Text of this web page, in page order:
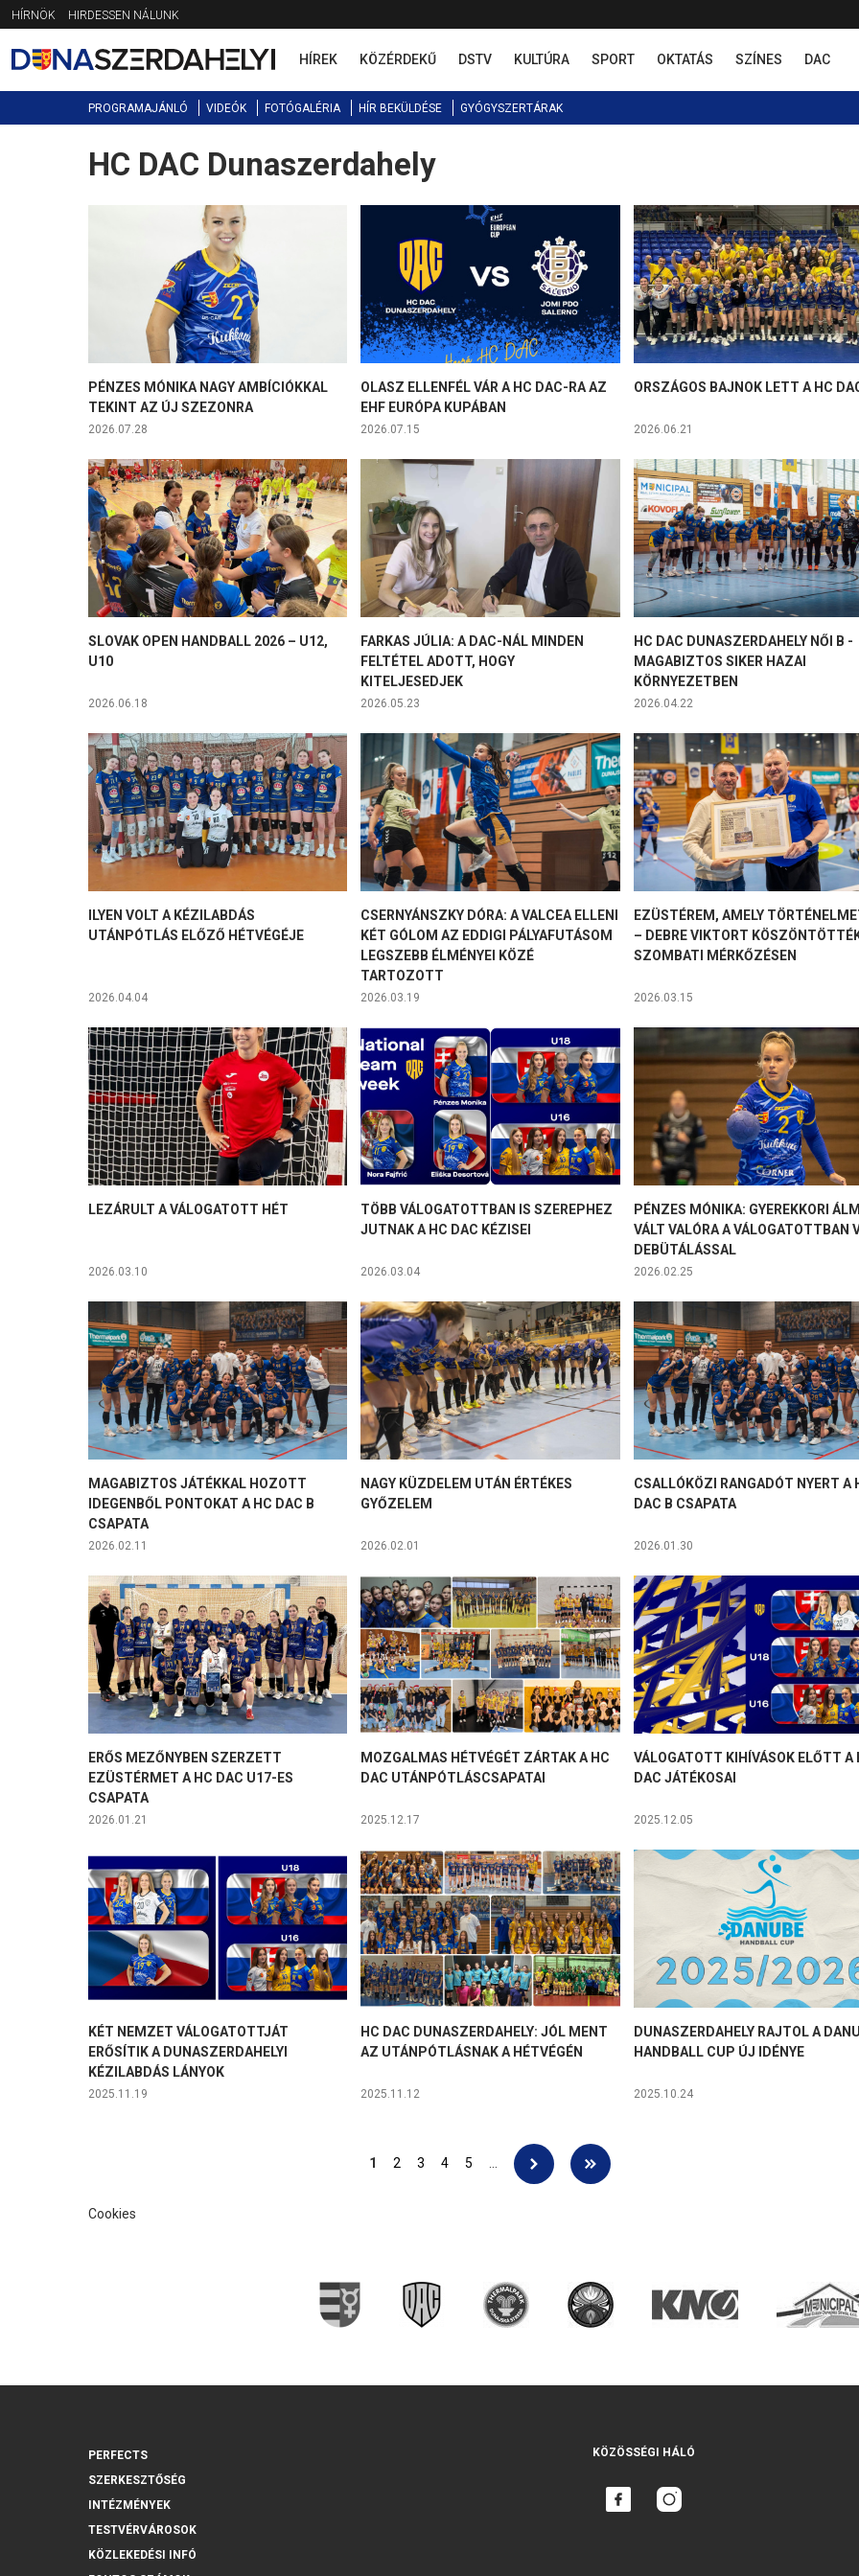
Jump
to
navigation
HÍRNÖK HIRDESSEN NÁLUNK
HÍREK KÖZÉRDEKŰ DSTV KULTÚRA SPORT OKTATÁS SZÍNES DAC
PROGRAMAJÁNLÓ VIDEÓK FOTÓGALÉRIA HÍR BEKÜLDÉSE GYÓGYSZERTÁRAK
Back
to
HC DAC Dunaszerdahely
PÉNZES MÓNIKA NAGY AMBÍCIÓKKAL
TEKINT AZ ÚJ SZEZONRA
2026.07.28
OLASZ ELLENFÉL VÁR A HC DAC-RA AZ
EHF EURÓPA KUPÁBAN
2026.07.15
ORSZÁGOS BAJNOK LETT A HC
2026.06.21
SLOVAK OPEN HANDBALL 2026 – U12,
U10
2026.06.18
FARKAS JÚLIA: A DAC-NÁL MINDEN
FELTÉTEL ADOTT, HOGY
KITELJESEDJEK
2026.05.23
HC DAC DUNASZERDAHELY NŐI B -
MAGABIZTOS SIKER HAZAI
KÖRNYEZETBEN
2026.04.22
ILYEN VOLT A KÉZILABDÁS
UTÁNPÓTLÁS ELŐZŐ HÉTVÉGÉJE
2026.04.04
CSERNYÁNSZKY DÓRA: A VALCEA ELLENI
KÉT GÓLOM AZ EDDIGI PÁLYAFUTÁSOM
LEGSZEBB ÉLMÉNYEI KÖZÉ
TARTOZOTT
2026.03.19
EZÜSTÉREM, AMELY
– DEBRE VIKTORT
SZOMBATI MÉRKŐZÉSEN
2026.03.15
LEZÁRULT A VÁLOGATOTT HÉT
2026.03.10
TÖBB VÁLOGATOTTBAN IS SZEREPHEZ
JUTNAK A HC DAC KÉZISEI
2026.03.04
PÉNZES MÓNIKA: GYEREKKORI
VÁLT VALÓRA A VÁLOGATOTTBAN
DEBÜTÁLÁSSAL
2026.02.25
MAGABIZTOS JÁTÉKKAL HOZOTT
IDEGENBŐL PONTOKAT A HC DAC B
CSAPATA
2026.02.11
NAGY KÜZDELEM UTÁN ÉRTÉKES
GYŐZELEM
2026.02.01
CSALLÓKÖZI RANGADÓT NYERT A
DAC B CSAPATA
2026.01.30
ERŐS MEZŐNYBEN SZERZETT
EZÜSTÉRMET A HC DAC U17-ES
CSAPATA
2026.01.21
MOZGALMAS HÉTVÉGÉT ZÁRTAK A HC
DAC UTÁNPÓTLÁSCSAPATAI
2025.12.17
VÁLOGATOTT KIHÍVÁSOK ELŐTT A
DAC JÁTÉKOSAI
2025.12.05
KÉT NEMZET VÁLOGATOTTJÁT
ERŐSÍTIK A DUNASZERDAHELYI
KÉZILABDÁS LÁNYOK
2025.11.19
HC DAC DUNASZERDAHELY: JÓL MENT
AZ UTÁNPÓTLÁSNAK A HÉTVÉGÉN
2025.11.12
DUNASZERDAHELY RAJTOL A
HANDBALL CUP ÚJ IDÉNYE
2025.10.24
1 2 3 4 5
Cookies
PERFECTS
SZERKESZTŐSÉG
INTÉZMÉNYEK
TESTVÉRVÁROSOK
KÖZLEKEDÉSI INFÓ
KÖZÖSSÉGI HÁLÓ